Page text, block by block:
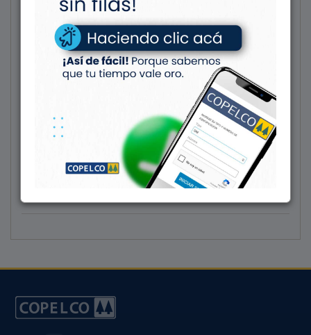
10/03/1960 - 30/06/2024
El Consejo de Administración y el Cuerpo de Delegados
de Copelco Ltda. participan el fallecimiento de su
asociada y comunican que sus restos velados en sala
velatoria “A” de calle Alberdi y Belgrano de Cutral-Co,
serán inhumados el día 30/06/2024 a las 17:00hs. en la
necrópolis de Plaza Huincul.
Servicios a cargo de Copelco Sepelios.